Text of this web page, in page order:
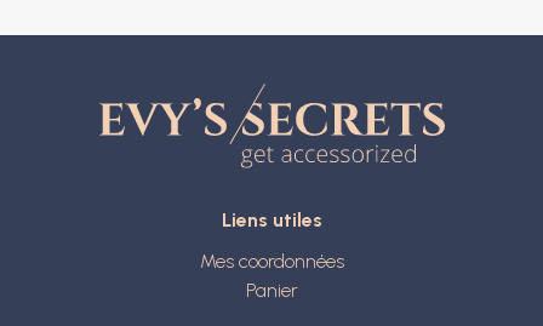
Liens utiles
Mes coordonnées
Panier